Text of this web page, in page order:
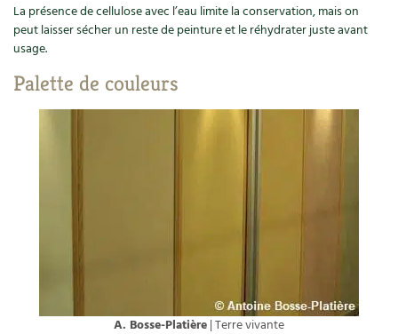
Les plantes et leurs vertus
Soins et cosmétiques au naturel
Actions pour la planète
La présence de cellulose avec l’eau limite la conservation, mais on
peut laisser sécher un reste de peinture et le réhydrater juste avant
usage.
Palette de couleurs
A. Bosse-Platière| Terre vivante